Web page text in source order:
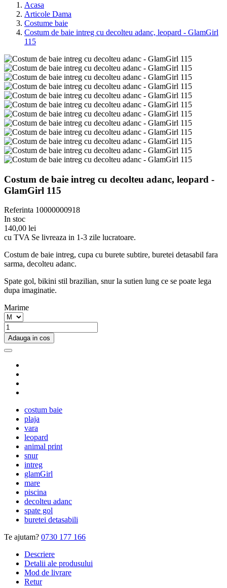
Acasa
Articole Dama
Costume baie
Costum de baie intreg cu decolteu adanc, leopard - GlamGirl
115
Costum de baie intreg cu decolteu adanc, leopard -
GlamGirl 115
Referinta 10000000918
In stoc
140,00 lei
cu TVA Se livreaza in 1-3 zile lucratoare.
Costum de baie intreg, cupa cu burete subtire, buretei detasabil fara
sarma, decolteu adanc.
Spate gol, bikini stil brazilian, snur la sutien lung ce se poate lega
dupa imaginatie.
Marime
Adauga in cos
costum baie
plaja
vara
leopard
animal print
snur
intreg
glamGirl
mare
piscina
decolteu adanc
spate gol
buretei detasabili
Te ajutam? 0730 177 166
Descriere
Detalii ale produsului
Mod de livrare
Retur